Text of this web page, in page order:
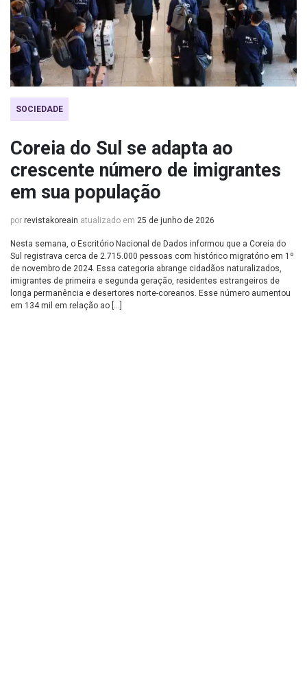
SOCIEDADE
Coreia do Sul se adapta ao
crescente número de imigrantes
em sua população
por revistakoreain atualizado em 25 de junho de 2026
Nesta semana, o Escritório Nacional de Dados informou que a Coreia do
Sul registrava cerca de 2.715.000 pessoas com histórico migratório em 1º
de novembro de 2024. Essa categoria abrange cidadãos naturalizados,
imigrantes de primeira e segunda geração, residentes estrangeiros de
longa permanência e desertores norte-coreanos. Esse número aumentou
em 134 mil em relação ao […]